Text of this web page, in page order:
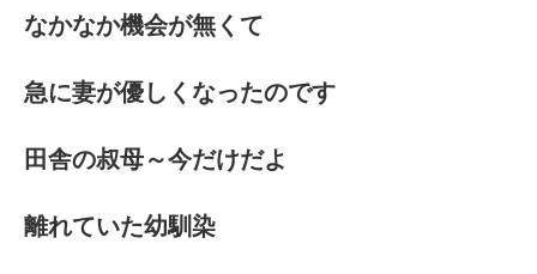
なかなか機会が無くて
急に妻が優しくなったのです
田舎の叔母～今だけだよ
離れていた幼馴染